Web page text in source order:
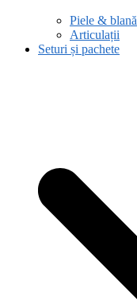
Piele & blană
Articulații
Seturi și pachete